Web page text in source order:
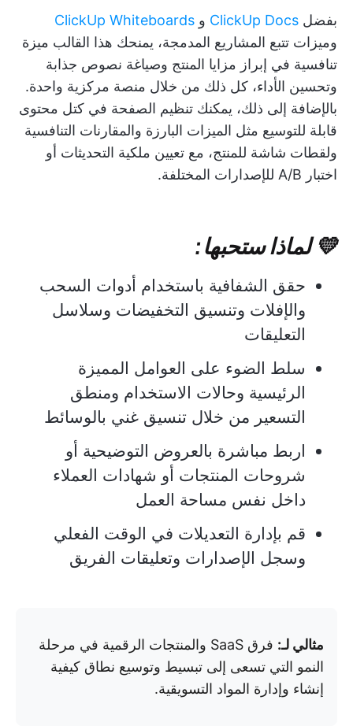
بفضل ClickUp Docs و ClickUp Whiteboards
وميزات تتبع المشاريع المدمجة، يمنحك هذا القالب ميزة
تنافسية في إبراز مزايا المنتج وصياغة نصوص جذابة
وتحسين الأداء، كل ذلك من خلال منصة مركزية واحدة.
بالإضافة إلى ذلك، يمكنك تنظيم الصفحة في كتل محتوى
قابلة للتوسيع مثل الميزات البارزة والمقارنات التنافسية
ولقطات شاشة للمنتج، مع تعيين ملكية التحديثات أو
اختبار A/B للإصدارات المختلفة.
💛 لماذا ستحبها:
حقق الشفافية باستخدام أدوات السحب
والإفلات وتنسيق التخفيضات وسلاسل
التعليقات
سلط الضوء على العوامل المميزة
الرئيسية وحالات الاستخدام ومنطق
التسعير من خلال تنسيق غني بالوسائط
اربط مباشرة بالعروض التوضيحية أو
شروحات المنتجات أو شهادات العملاء
داخل نفس مساحة العمل
قم بإدارة التعديلات في الوقت الفعلي
وسجل الإصدارات وتعليقات الفريق
مثالي لـ:
فرق SaaS والمنتجات الرقمية في مرحلة
النمو التي تسعى إلى تبسيط وتوسيع نطاق كيفية
إنشاء وإدارة المواد التسويقية.